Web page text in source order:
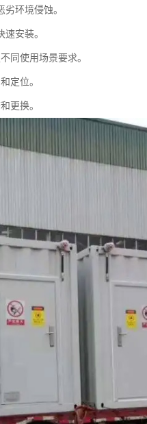
环境侵蚀。
安装。
同使用场景要求。
定位。
更换。